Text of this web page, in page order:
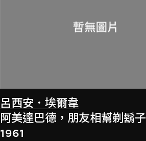
呂西安．埃爾韋
阿美達巴德，朋友相幫剃鬍子
1961